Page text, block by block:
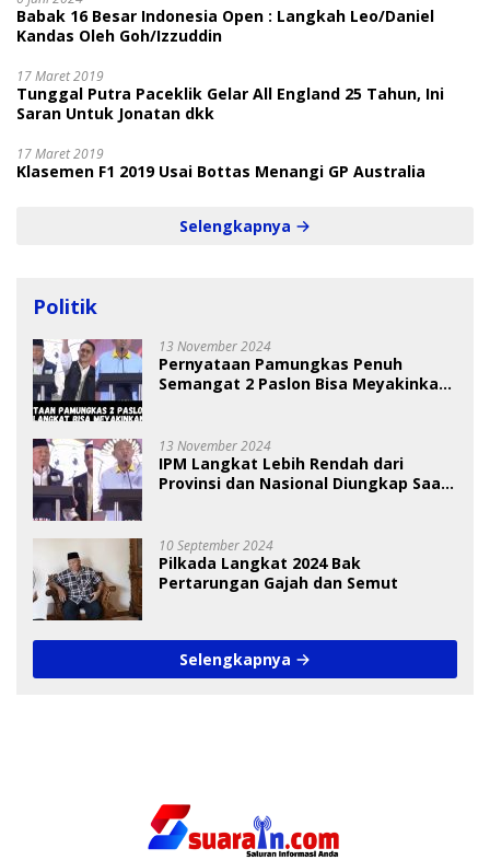
Babak 16 Besar Indonesia Open : Langkah Leo/Daniel
Kandas Oleh Goh/Izzuddin
17 Maret 2019
Tunggal Putra Paceklik Gelar All England 25 Tahun, Ini
Saran Untuk Jonatan dkk
17 Maret 2019
Klasemen F1 2019 Usai Bottas Menangi GP Australia
Selengkapnya
Politik
13 November 2024
Pernyataan Pamungkas Penuh
Semangat 2 Paslon Bisa Meyakinkan
13 November 2024
IPM Langkat Lebih Rendah dari
Provinsi dan Nasional Diungkap Saat
10 September 2024
Pilkada Langkat 2024 Bak
Pertarungan Gajah dan Semut
Selengkapnya